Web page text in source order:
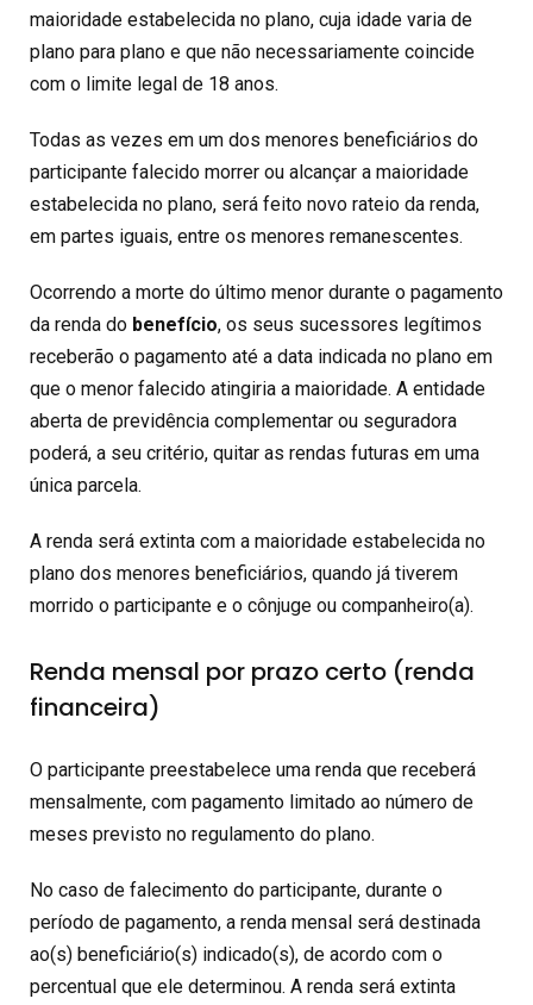
maioridade estabelecida no plano, cuja idade varia de
plano para plano e que não necessariamente coincide
com o limite legal de 18 anos.
Todas as vezes em um dos menores beneficiários do
participante falecido morrer ou alcançar a maioridade
estabelecida no plano, será feito novo rateio da renda,
em partes iguais, entre os menores remanescentes.
Ocorrendo a morte do último menor durante o pagamento
da renda do benefício, os seus sucessores legítimos
receberão o pagamento até a data indicada no plano em
que o menor falecido atingiria a maioridade. A entidade
aberta de previdência complementar ou seguradora
poderá, a seu critério, quitar as rendas futuras em uma
única parcela.
A renda será extinta com a maioridade estabelecida no
plano dos menores beneficiários, quando já tiverem
morrido o participante e o cônjuge ou companheiro(a).
Renda mensal por prazo certo (renda
financeira)
O participante preestabelece uma renda que receberá
mensalmente, com pagamento limitado ao número de
meses previsto no regulamento do plano.
No caso de falecimento do participante, durante o
período de pagamento, a renda mensal será destinada
ao(s) beneficiário(s) indicado(s), de acordo com o
percentual que ele determinou. A renda será extinta